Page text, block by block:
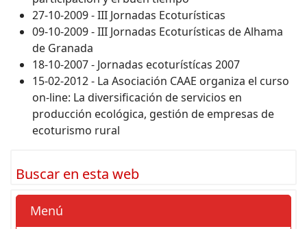
27-10-2009 - III Jornadas Ecoturísticas
09-10-2009 - III Jornadas Ecoturísticas de Alhama
de Granada
18-10-2007 - Jornadas ecoturístícas 2007
15-02-2012 - La Asociación CAAE organiza el curso
on-line: La diversificación de servicios en
producción ecológica, gestión de empresas de
ecoturismo rural
Buscar en esta web
Menú